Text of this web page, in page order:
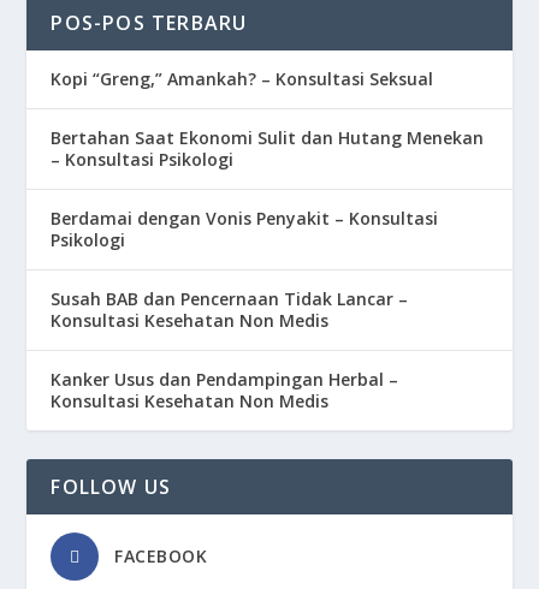
POS-POS TERBARU
Kopi “Greng,” Amankah? – Konsultasi Seksual
Bertahan Saat Ekonomi Sulit dan Hutang Menekan
– Konsultasi Psikologi
Berdamai dengan Vonis Penyakit – Konsultasi
Psikologi
Susah BAB dan Pencernaan Tidak Lancar –
Konsultasi Kesehatan Non Medis
Kanker Usus dan Pendampingan Herbal –
Konsultasi Kesehatan Non Medis
FOLLOW US
FACEBOOK